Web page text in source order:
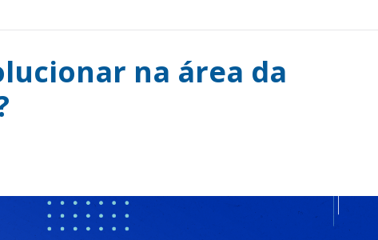
na área da